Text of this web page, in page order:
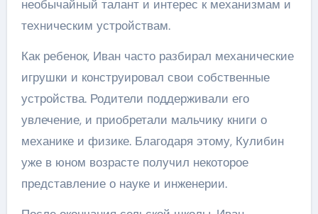
необычайный талант и интерес к механизмам и
техническим устройствам.
Как ребенок, Иван часто разбирал механические
игрушки и конструировал свои собственные
устройства. Родители поддерживали его
увлечение, и приобретали мальчику книги о
механике и физике. Благодаря этому, Кулибин
уже в юном возрасте получил некоторое
представление о науке и инженерии.